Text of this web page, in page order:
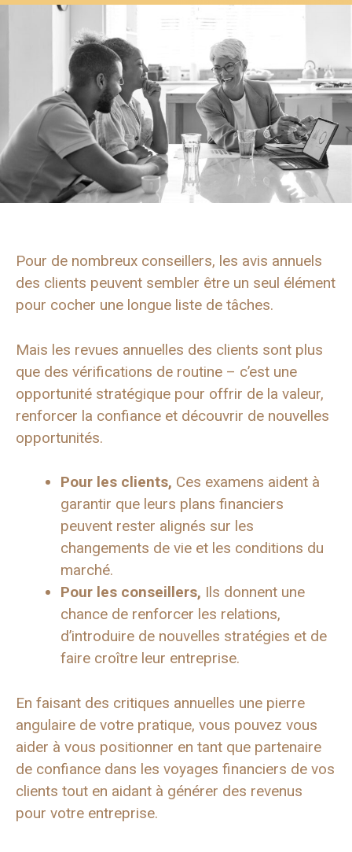
Pour de nombreux conseillers, les avis annuels
des clients peuvent sembler être un seul élément
pour cocher une longue liste de tâches.
Mais les revues annuelles des clients sont plus
que des vérifications de routine – c’est une
opportunité stratégique pour offrir de la valeur,
renforcer la confiance et découvrir de nouvelles
opportunités.
Pour les clients, Ces examens aident à
garantir que leurs plans financiers
peuvent rester alignés sur les
changements de vie et les conditions du
marché.
Pour les conseillers, Ils donnent une
chance de renforcer les relations,
d’introduire de nouvelles stratégies et de
faire croître leur entreprise.
En faisant des critiques annuelles une pierre
angulaire de votre pratique, vous pouvez vous
aider à vous positionner en tant que partenaire
de confiance dans les voyages financiers de vos
clients tout en aidant à générer des revenus
pour votre entreprise.